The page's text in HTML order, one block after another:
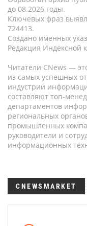
до 08.2026 годы.
Ключевых фраз
724413.
Создано именных
Редакция Индексной
Читатели CNews —
из самых успешных
индустрии
составляют топ-
департаментов
региональных
промышленных
руководители и
информационных
CNEWSMARKET